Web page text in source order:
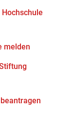
melden